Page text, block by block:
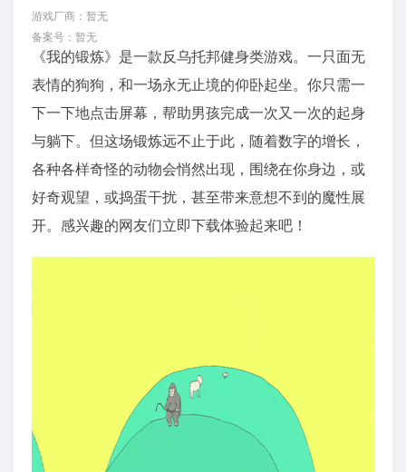
游戏厂商：暂无
备案号：暂无
《我的锻炼》是一款反乌托邦健身类游戏。一只面无
表情的狗狗，和一场永无止境的仰卧起坐。你只需一
下一下地点击屏幕，帮助男孩完成一次又一次的起身
与躺下。但这场锻炼远不止于此，随着数字的增长，
各种各样奇怪的动物会悄然出现，围绕在你身边，或
好奇观望，或捣蛋干扰，甚至带来意想不到的魔性展
开。感兴趣的网友们立即下载体验起来吧！